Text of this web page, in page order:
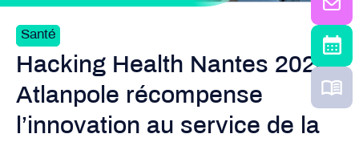
Santé
Hacking Health Nantes 2026 :
Atlanpole récompense
l’innovation au service de la